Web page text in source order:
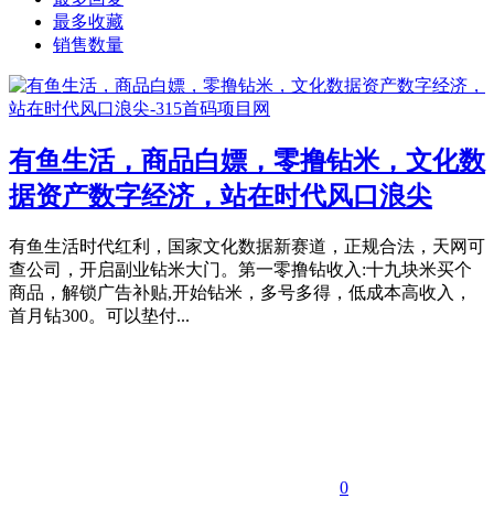
最多收藏
销售数量
有鱼生活，商品白嫖，零撸钻米，文化数
据资产数字经济，站在时代风口浪尖
有鱼生活时代红利，国家文化数据新赛道，正规合法，天网可
查公司，开启副业钻米大门。第一零撸钻收入:十九块米买个
商品，解锁广告补贴,开始钻米，多号多得，低成本高收入，
首月钻300。可以垫付...
0